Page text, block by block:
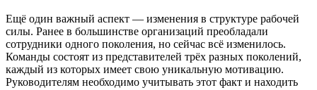
Ещё один важный аспект — изменения в структуре рабочей
силы. Ранее в большинстве организаций преобладали
сотрудники одного поколения, но сейчас всё изменилось.
Команды состоят из представителей трёх разных поколений,
каждый из которых имеет свою уникальную мотивацию.
Руководителям необходимо учитывать этот факт и находить